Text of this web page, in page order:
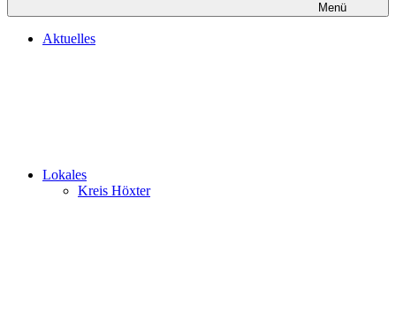
Menü
Aktuelles
Lokales
Kreis Höxter